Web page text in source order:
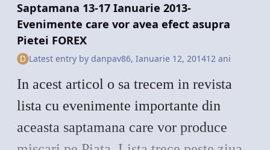
Saptamana 13-17 Ianuarie 2013-
Evenimente care vor avea efect asupra
Pietei FOREX
Latest entry by danpav86, Ianuarie 12, 201412 ani
In acest articol o sa trecem in revista
lista cu evenimente importante din
aceasta saptamana care vor produce